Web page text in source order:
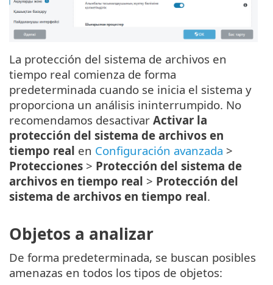
La protección del sistema de archivos en
tiempo real comienza de forma
predeterminada cuando se inicia el sistema y
proporciona un análisis ininterrumpido. No
recomendamos desactivar Activar la
protección del sistema de archivos en
tiempo real en Configuración avanzada >
Protecciones > Protección del sistema de
archivos en tiempo real > Protección del
sistema de archivos en tiempo real.
Objetos a analizar
De forma predeterminada, se buscan posibles
amenazas en todos los tipos de objetos: